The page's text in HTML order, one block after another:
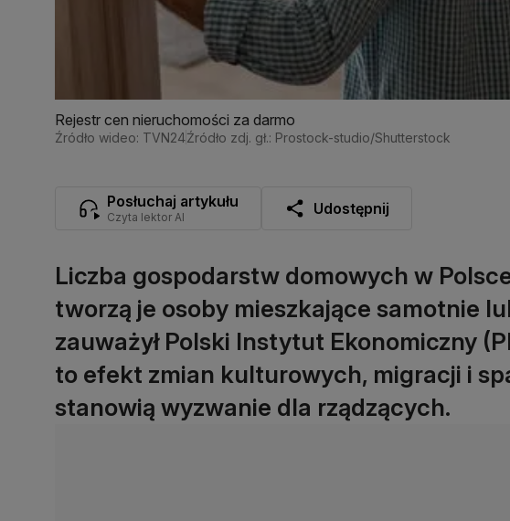
Rejestr cen nieruchomości za darmo
Źródło wideo: TVN24Źródło zdj. gł.: Prostock-studio/Shutterstock
Posłuchaj artykułu
Czyta lektor AI Udostępnij
Liczba gospodarstw domowych w
tworzą je osoby mieszkające samotnie
zauważył Polski Instytut Ekonomiczny
to efekt zmian kulturowych, migracji i
stanowią wyzwanie dla rządzących.